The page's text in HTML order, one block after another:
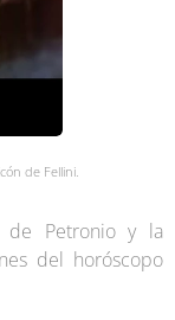
de Fellini.
de Petronio y la
del horóscopo